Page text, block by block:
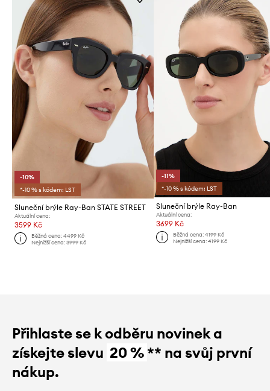
-10%
*-10 % s kódem: LST
Sluneční brýle Ray-Ban STATE STREET
Aktuální cena:
3599 Kč
Běžná cena:4499 Kč
Nejnižší cena:3999 Kč
-11%
*-10 % s kódem: LST
Sluneční brýle Ray-Ban
Aktuální cena:
3699 Kč
Běžná cena: 4199 Kč
Nejnižší cena: 4199 Kč
Přihlaste se k odběru novinek a
získejte slevu 20 %** na svůj první
nákup.